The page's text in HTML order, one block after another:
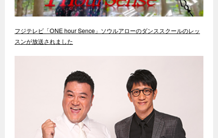
フジテレビ「ONE hour Sence」ソウルアローのダンススクールのレッ
スンが放送されました